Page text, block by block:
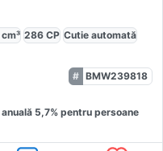
cm³ 286 CP Cutie automată
BMW239818
anuală 5,7% pentru persoane